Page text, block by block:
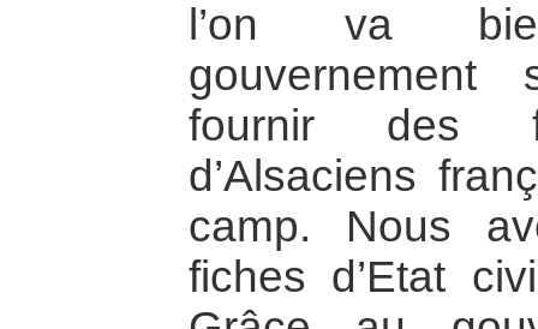
l’on va
fournir des
d’Alsaciens
camp. Nous
fiches d’Etat